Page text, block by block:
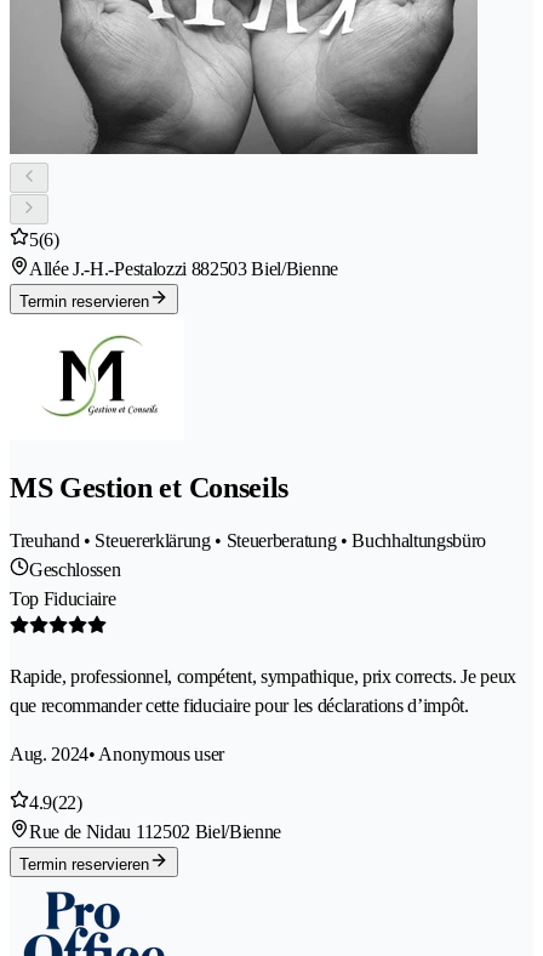
5(6)
Allée J.-H.-Pestalozzi 882503 Biel/Bienne
Termin reservieren
MS Gestion et Conseils
Treuhand • Steuererklärung • Steuerberatung • Buchhaltungsbüro
Geschlossen
Top Fiduciaire
Rapide, professionnel, compétent, sympathique, prix corrects. Je peux
que recommander cette fiduciaire pour les déclarations d’impôt.
Aug. 2024• Anonymous user
4.9(22)
Rue de Nidau 112502 Biel/Bienne
Termin reservieren